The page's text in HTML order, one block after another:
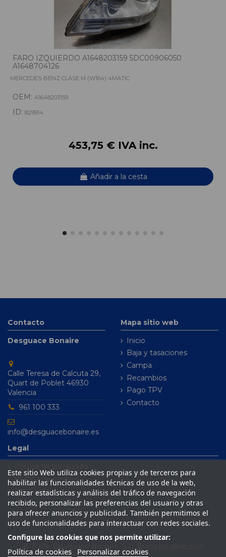
FARO IZQUIERDO A1648203159 5DC00906050
A1648704126
MERCEDES-BENZ CLASE M (W164) 4MATIC
OEM: A1648203159
ID: 829914
453,75 € IVA inc.
Añadir a la cesta
Contacto
Desguace Bonaire
Calle Teresa de Calcuta 29,
Quart de Poblet 46930
Valencia
961 100 333
info@desguacebonaire.es
Mapa sitio web
Inicio
Baja y tasaciones
Campa
Recambios
Pago TPV
Contacto
Legal
Política de cookies
Aviso legal
Condiciones de venta
Este sitio Web utiliza cookies propias y de terceros para
habilitar las funcionalidades técnicas de uso de la web,
realizar estadísticas y análisis del tráfico de navegación
recibido, personalizar las preferencias del usuario y otras
para ofrecer anuncios y publicidad. También permitimos el
uso de funcionalidades para interactuar con redes sociales.
Configure las cookies que nos permite utilizar:
Política de cookies Personalizar cookies